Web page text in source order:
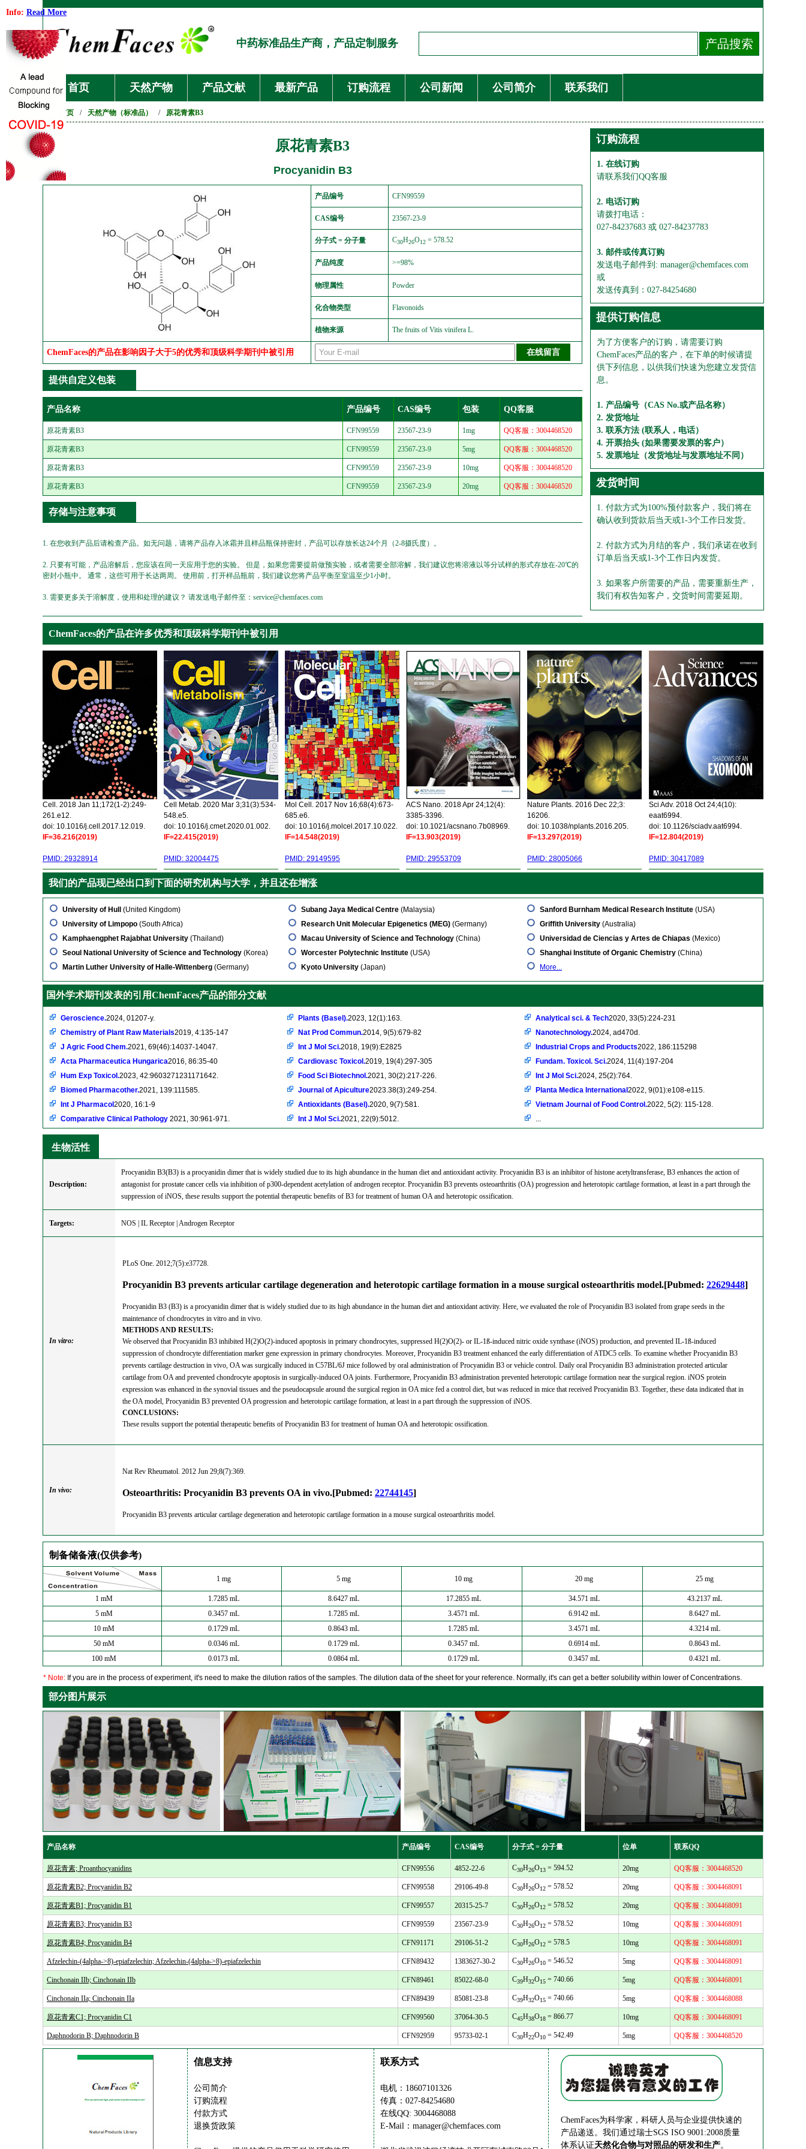
Info: Read More
中药标准品生产商，产品定制服务
首页 天然产物 产品文献 最新产品 订购流程 公司新闻 公司简介 联系我们
首页 / 天然产物（标准品） / 原花青素B3
原花青素B3
Procyanidin B3
产品编号 CFN99559
CAS编号 23567-23-9
分子式 = 分子量 C30H26O12 = 578.52
产品纯度 >=98%
物理属性 Powder
化合物类型 Flavonoids
植物来源 The fruits of Vitis vinifera L.
ChemFaces的产品在影响因子大于5的优秀和顶级科学期刊中被引用
提供自定义包装
产品名称 产品编号 CAS编号 包装 QQ客服
原花青素B3 CFN99559 23567-23-9 1mg QQ客服：3004468520
原花青素B3 CFN99559 23567-23-9 5mg QQ客服：3004468520
原花青素B3 CFN99559 23567-23-9 10mg QQ客服：3004468520
原花青素B3 CFN99559 23567-23-9 20mg QQ客服：3004468520
存储与注意事项
1. 在您收到产品后请检查产品。如无问题，请将产品存入冰霜并且样品瓶保持密封，产品可以存放长达24个月（2-8摄氏度）。
2. 只要有可能，产品溶解后，您应该在同一天应用于您的实验。 但是，如果您需要提前做预实验，或者需要全部溶解，我们建议您将溶液以等分试样的形式存放在-20℃的
密封小瓶中。 通常，这些可用于长达两周。 使用前，打开样品瓶前，我们建议您将产品平衡至室温至少1小时。
3. 需要更多关于溶解度，使用和处理的建议？ 请发送电子邮件至：service@chemfaces.com
订购流程
1. 在线订购
请联系我们QQ客服
2. 电话订购
请拨打电话：
027-84237683 或 027-84237783
3. 邮件或传真订购
发送电子邮件到: manager@chemfaces.com
或
发送传真到：027-84254680
提供订购信息
为了方便客户的订购，请需要订购
ChemFaces产品的客户，在下单的时候请提
供下列信息，以供我们快速为您建立发货信
息。
1. 产品编号（CAS No.或产品名称）
2. 发货地址
3. 联系方法 (联系人，电话）
4. 开票抬头 (如果需要发票的客户）
5. 发票地址（发货地址与发票地址不同）
发货时间
1. 付款方式为100%预付款客户，我们将在
确认收到货款后当天或1-3个工作日发货。
2. 付款方式为月结的客户，我们承诺在收到
订单后当天或1-3个工作日内发货。
3. 如果客户所需要的产品，需要重新生产，
我们有权告知客户，交货时间需要延期。
ChemFaces的产品在许多优秀和顶级科学期刊中被引用
Cell. 2018 Jan 11;172(1-2):249-
261.e12.
doi: 10.1016/j.cell.2017.12.019.
IF=36.216(2019)
PMID: 29328914
Cell Metab. 2020 Mar 3;31(3):534-
548.e5.
doi: 10.1016/j.cmet.2020.01.002.
IF=22.415(2019)
PMID: 32004475
Mol Cell. 2017 Nov 16;68(4):673-
685.e6.
doi: 10.1016/j.molcel.2017.10.022.
IF=14.548(2019)
PMID: 29149595
ACS Nano. 2018 Apr 24;12(4):
3385-3396.
doi: 10.1021/acsnano.7b08969.
IF=13.903(2019)
PMID: 29553709
Nature Plants. 2016 Dec 22;3:
16206.
doi: 10.1038/nplants.2016.205.
IF=13.297(2019)
PMID: 28005066
Sci Adv. 2018 Oct 24;4(10):
eaat6994.
doi: 10.1126/sciadv.aat6994.
IF=12.804(2019)
PMID: 30417089
我们的产品现已经出口到下面的研究机构与大学，并且还在增涨
University of Hull
(United Kingdom)
University of Limpopo (South Africa)
Kamphaengphet Rajabhat University (Thailand)
Seoul National University of Science and Technology (Korea)
Martin Luther University of Halle-Wittenberg (Germany)
Subang Jaya Medical Centre (Malaysia)
Research Unit Molecular Epigenetics (MEG) (Germany)
Macau University of Science and Technology (China)
Worcester Polytechnic Institute (USA)
Kyoto University (Japan)
Sanford Burnham Medical Research Institute (USA)
Griffith University (Australia)
Universidad de Ciencias y Artes de Chiapas (Mexico)
Shanghai Institute of Organic Chemistry (China)
More...
国外学术期刊发表的引用ChemFaces产品的部分文献
Geroscience.2024, 01207-y.
Chemistry of Plant Raw Materials2019, 4:135-147
J Agric Food Chem.2021, 69(46):14037-14047.
Acta Pharmaceutica Hungarica2016, 86:35-40
Hum Exp Toxicol.2023, 42:9603271231171642.
Biomed Pharmacother.2021, 139:111585.
Int J Pharmacol 2020, 16:1-9
Comparative Clinical Pathology 2021, 30:961-971.
Plants (Basel).2023, 12(1):163.
Nat Prod Commun.2014, 9(5):679-82
Int J Mol Sci.2018, 19(9):E2825
Cardiovasc Toxicol.2019, 19(4):297-305
Food Sci Biotechnol.2021, 30(2):217-226.
Journal of Apiculture2023.38(3):249-254.
Antioxidants (Basel).2020, 9(7):581.
Int J Mol Sci.2021, 22(9):5012.
Analytical sci. & Tech2020, 33(5):224-231
Nanotechnology.2024, ad470d.
Industrial Crops and Products2022, 186:115298
Fundam. Toxicol. Sci.2024, 11(4):197-204
Int J Mol Sci.2024, 25(2):764.
Planta Medica International 2022, 9(01):e108-e115.
Vietnam Journal of Food Control.2022, 5(2): 115-128.
...
生物活性
Description:
Procyanidin B3(B3) is a procyanidin dimer that is widely studied due to its high abundance in the human diet and antioxidant activity. Procyanidin B3 is an inhibitor of histone acetyltransferase, B3 enhances the action of
antagonist for prostate cancer cells via inhibition of p300-dependent acetylation of androgen receptor. Procyanidin B3 prevents osteoarthritis (OA) progression and heterotopic cartilage formation, at least in a part through the
suppression of iNOS, these results support the potential therapeutic benefits of B3 for treatment of human OA and heterotopic ossification.
Targets: NOS | IL Receptor | Androgen Receptor
In vitro:
PLoS One. 2012;7(5):e37728.
Procyanidin B3 prevents articular cartilage degeneration and heterotopic cartilage formation in a mouse surgical osteoarthritis model.[Pubmed: 22629448]
Procyanidin B3 (B3) is a procyanidin dimer that is widely studied due to its high abundance in the human diet and antioxidant activity. Here, we evaluated the role of Procyanidin B3 isolated from grape seeds in the
maintenance of chondrocytes in vitro and in vivo.
METHODS AND RESULTS:
We observed that Procyanidin B3 inhibited H(2)O(2)-induced apoptosis in primary chondrocytes, suppressed H(2)O(2)- or IL-1ß-induced nitric oxide synthase (iNOS) production, and prevented IL-1ß-induced
suppression of chondrocyte differentiation marker gene expression in primary chondrocytes. Moreover, Procyanidin B3 treatment enhanced the early differentiation of ATDC5 cells. To examine whether Procyanidin B3
prevents cartilage destruction in vivo, OA was surgically induced in C57BL/6J mice followed by oral administration of Procyanidin B3 or vehicle control. Daily oral Procyanidin B3 administration protected articular
cartilage from OA and prevented chondrocyte apoptosis in surgically-induced OA joints. Furthermore, Procyanidin B3 administration prevented heterotopic cartilage formation near the surgical region. iNOS protein
expression was enhanced in the synovial tissues and the pseudocapsule around the surgical region in OA mice fed a control diet, but was reduced in mice that received Procyanidin B3. Together, these data indicated that in
the OA model, Procyanidin B3 prevented OA progression and heterotopic cartilage formation, at least in a part through the suppression of iNOS.
CONCLUSIONS:
These results support the potential therapeutic benefits of Procyanidin B3 for treatment of human OA and heterotopic ossification.
In vivo:
Nat Rev Rheumatol. 2012 Jun 29;8(7):369.
Osteoarthritis: Procyanidin B3 prevents OA in vivo.[Pubmed: 22744145]
Procyanidin B3 prevents articular cartilage degeneration and heterotopic cartilage formation in a mouse surgical osteoarthritis model.
制备储备液(仅供参考)
1 mg 5 mg 10 mg 20 mg 25 mg
1 mM 1.7285 mL 8.6427 mL 17.2855 mL 34.571 mL
43.2137 mL
5 mM
0.3457 mL 1.7285 mL 3.4571 mL 6.9142 mL
8.6427 mL
10 mM
0.1729 mL 0.8643 mL 1.7285 mL 3.4571 mL
4.3214 mL
50 mM
0.0346 mL 0.1729 mL 0.3457 mL 0.6914 mL
0.8643 mL
100 mM
0.0173 mL 0.0864 mL 0.1729 mL 0.3457 mL 0.4321 mL
* Note: If you are in the process of experiment, it's need to make the dilution ratios of the samples. The dilution data of the sheet for your reference. Normally, it's can get a better solubility within lower of Concentrations.
部分图片展示
产品名称 产品编号 CAS编号 分子式 = 分子量 位单 联系QQ
原花青素; Proanthocyanidins CFN99556 4852-22-6 C30H26O13 = 594.52 20mg QQ客服：3004468520
原花青素B2; Procyanidin B2 CFN99558 29106-49-8 C30H26O12 = 578.52 20mg QQ客服：3004468091
原花青素B1; Procyanidin B1 CFN99557 20315-25-7 C30H26O12 = 578.52 20mg QQ客服：3004468091
原花青素B3; Procyanidin B3 CFN99559 23567-23-9 C30H26O12 = 578.52 10mg QQ客服：3004468091
原花青素B4; Procyanidin B4 CFN91171 29106-51-2 C30H26O12 = 578.5 10mg QQ客服：3004468091
Afzelechin-(4alpha->8)-epiafzelechin; Afzelechin-(4alpha->8)-epiafzelechin CFN89432 1383627-30-2 C30H26O10 = 546.52 5mg QQ客服：3004468091
Cinchonain IIb; Cinchonain IIb CFN89461 85022-68-0 C39H32O15 = 740.66 5mg QQ客服：3004468091
Cinchonain IIa; Cinchonain IIa CFN89439 85081-23-8 C39H32O15 = 740.66 5mg QQ客服：3004468088
原花青素C1; Procyanidin C1 CFN99560 37064-30-5 C45H38O18 = 866.77 10mg QQ客服：3004468091
Daphnodorin B; Daphnodorin B CFN92959 95733-02-1 C30H22O10 = 542.49 5mg QQ客服：3004468520
信息支持
公司简介
订购流程
付款方式
退换货政策
联系方式
电机：18607101326
传真：027-84254680
在线QQ: 3004468088
E-Mail：manager@chemfaces.com
ChemFaces为科学家，科研人员与企业提供快速的
产品递送。我们通过瑞士SGS ISO 9001:2008质量
体系认证天然化合物与对照品的研发和生产。